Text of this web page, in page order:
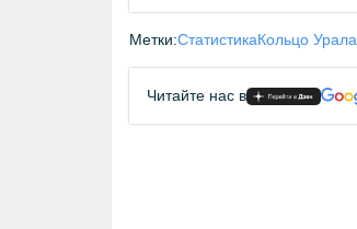
Метки:СтатистикаКольцо Урала
Читайте нас в